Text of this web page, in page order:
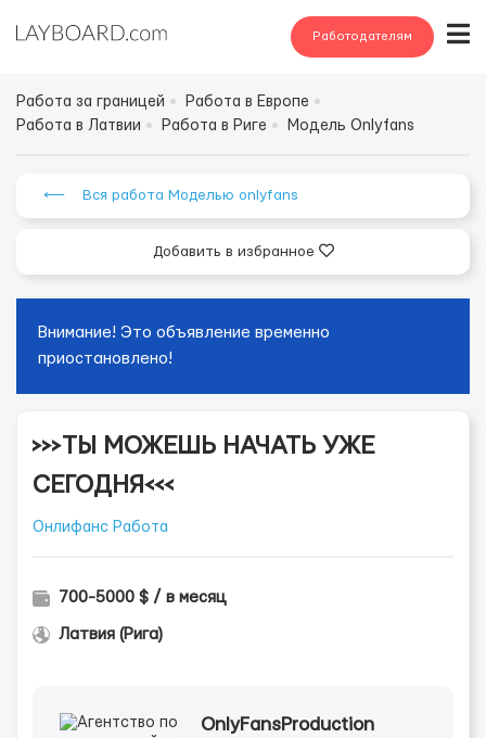
Работодателям
Работа за границей
Работа в Европе
Работа в Латвии
Работа в Риге Модель Onlyfans
⟵ Вся работа Моделью onlyfans
Добавить в избранное
Внимание! Это объявление временно
приостановлено!
>>>ТЫ МОЖЕШЬ НАЧАТЬ УЖЕ
СЕГОДНЯ<<<
Онлифанс Работа
700-5000 $ / в месяц
Латвия (Рига)
OnlyFansProduction